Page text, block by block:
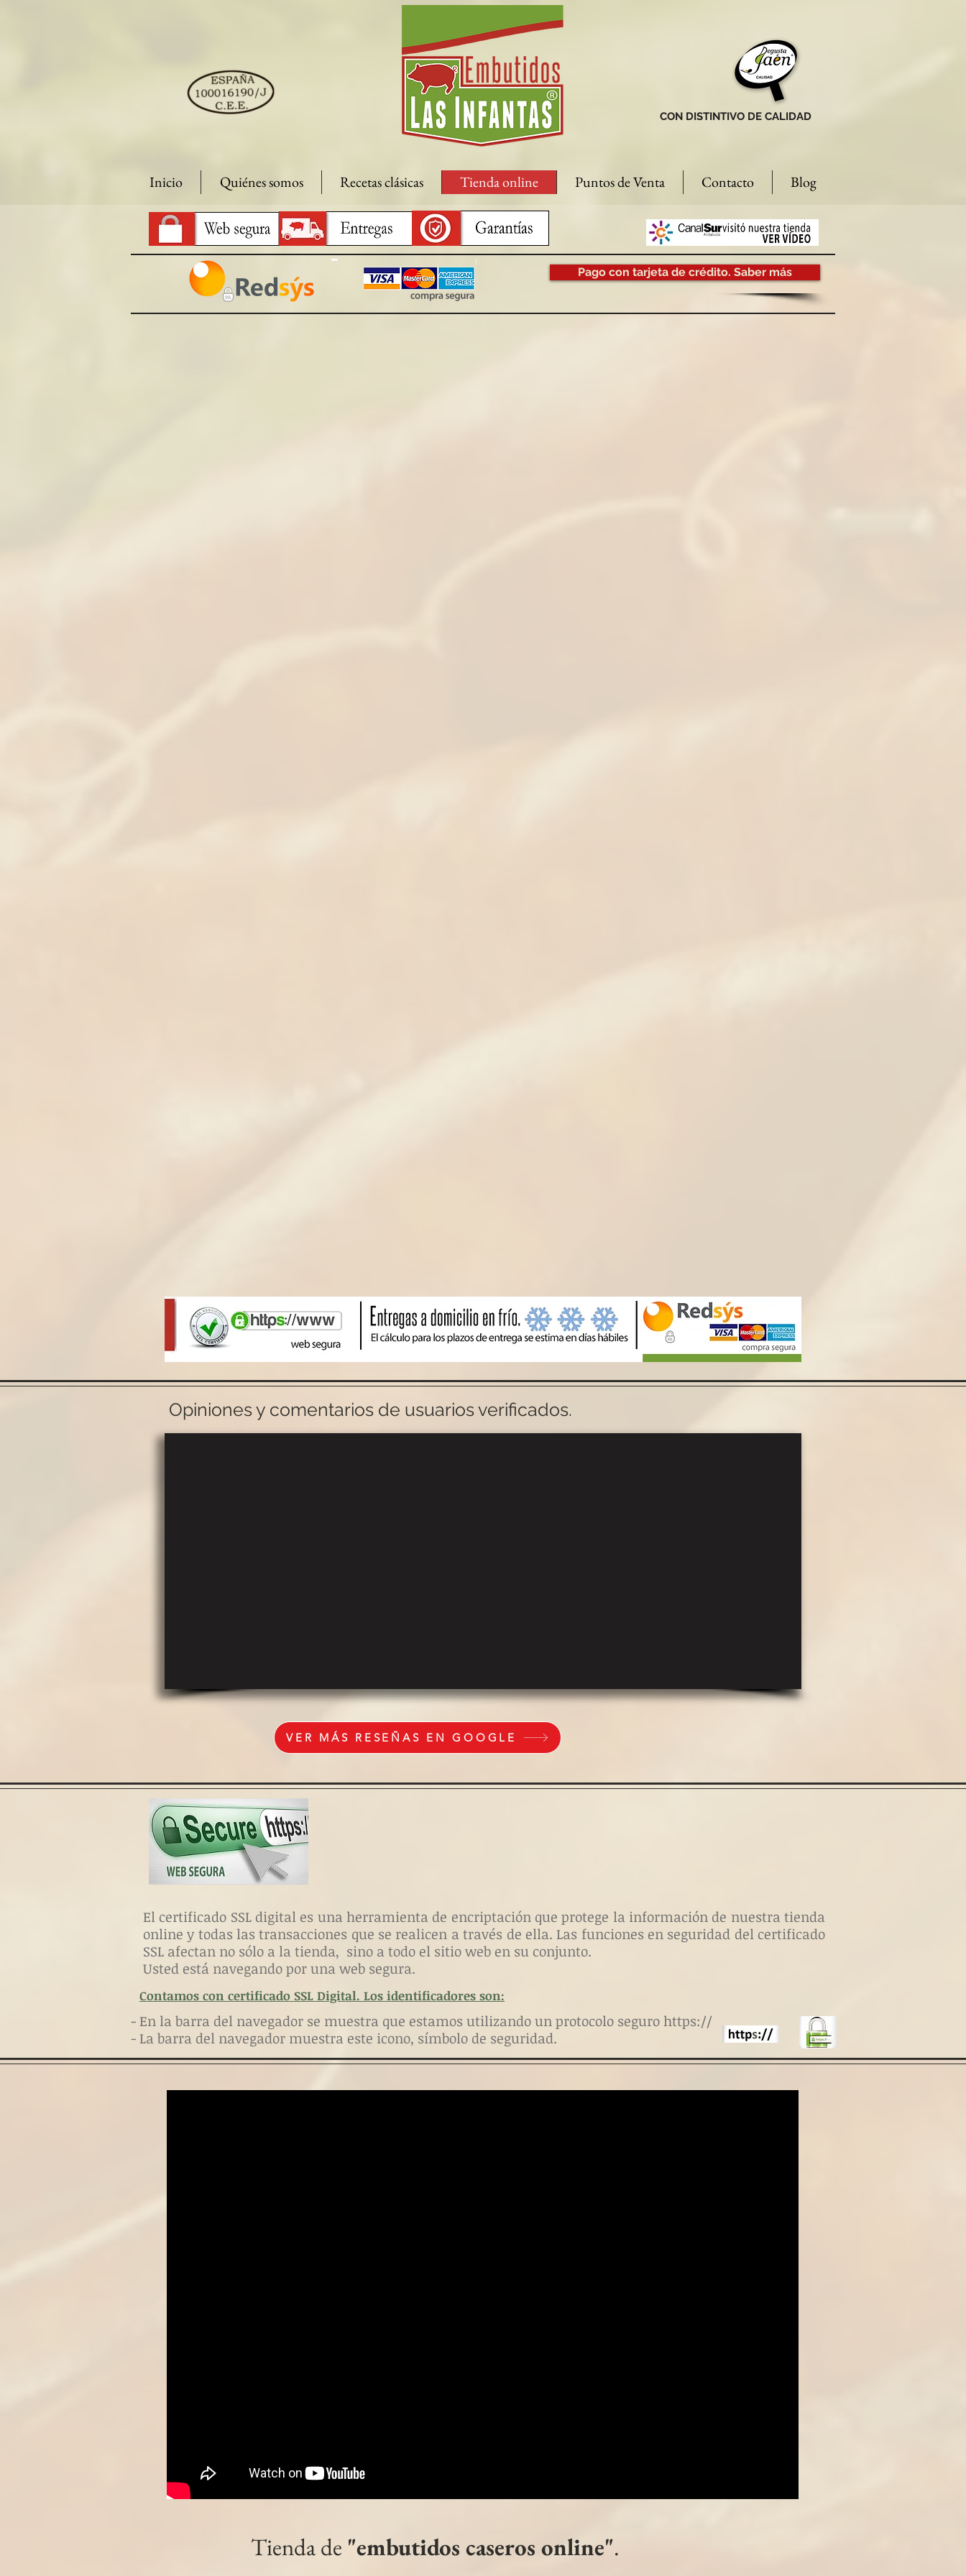
CON DISTINTIVO DE CALIDAD
Inicio Quiénes somos Recetas clásicas Tienda online Puntos de Venta Contacto Blog
Pago con tarjeta de crédito. Saber más
Opiniones y comentarios de usuarios verificados.
VER MÁS RESEÑAS EN GOOGLE
El certificado SSL digital es una herramienta de encriptación que protege la información de nuestra tienda
online y todas las transacciones que se realicen a través de ella. Las funciones en seguridad del certificado
SSL afectan no sólo a la tienda, sino a todo el sitio web en su conjunto.
Usted está navegando por una web segura.
Contamos con certificado SSL Digital. Los identificadores son:
- En la barra del navegador se muestra que estamos utilizando un protocolo seguro https://
- La barra del navegador muestra este icono, símbolo de seguridad.
Tienda de "embutidos caseros online".